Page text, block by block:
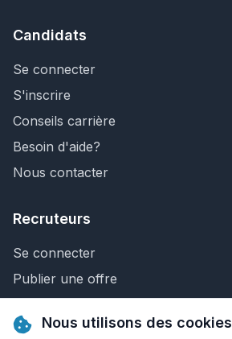
Candidats
Se connecter
S'inscrire
Conseils carrière
Besoin d'aide?
Nous contacter
Recruteurs
Se connecter
Publier une offre
Nous contacter
Nous utilisons des cookies